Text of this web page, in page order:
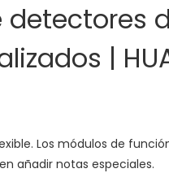
|
Los módulos de
añadir notas especiales.